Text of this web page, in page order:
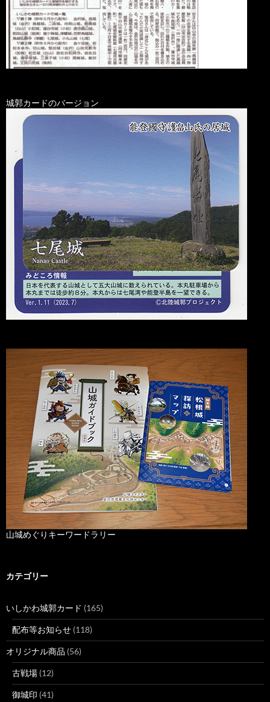
城郭カードのバージョン
山城めぐりキーワードラリー
カテゴリー
いしかわ城郭カード (165)
配布等お知らせ (118)
オリジナル商品 (56)
古戦場 (12)
御城印 (41)